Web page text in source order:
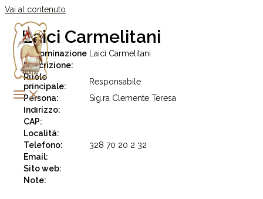
Vai al contenuto
Laici Carmelitani
Denominazione
Laici Carmelitani
Descrizione:
Ruolo
principale:
Responsabile
Persona:
Sig.ra Clemente Teresa
Indirizzo:
CAP:
Località:
Telefono:
328 70 20 2 32
Email:
Sito web:
Note: